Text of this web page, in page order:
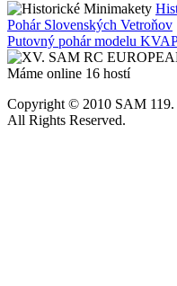
Pohár Slovenských Vetroňov
Putovný pohár modelu
Máme online 16 hostí
Copyright © 2010 SAM 119.
All Rights Reserved.